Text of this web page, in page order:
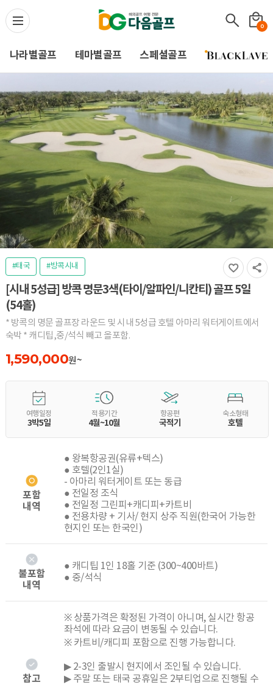
다음골프(Daum Golf) -
0
나라별골프 테마별골프 스페셜골프
#태국 #방콕시내
[시내 5성급] 방콕 명문3색(타이/알파인/니칸티) 골프 5일
(54홀)
* 방콕의 명문 골프장 라운드 및 시내 5성급 호텔 아마리 워터게이트에서
숙박 * 캐디팁,중/석식 빼고 올포함.
1,590,000원~
여행일정
3박5일
적용기간
4월~10월
항공편
국적기
숙소형태
호텔
포함
내역
● 왕복항공권(유류+텍스)
● 호텔(2인1실)
- 아마리 워터게이트 또는 동급
● 전일정 조식
● 전일정 그린피+캐디피+카트비
● 전용차량 + 기사/ 현지 상주 직원(한국어 가능한
현지인 또는 한국인)
불포함
내역
● 캐디팁 1인 18홀 기준 (300~400바트)
● 중/석식
참고
※ 상품가격은 확정된 가격이 아니며, 실시간 항공
좌석에 따라 요금이 변동될 수 있습니다.
※ 카트비/캐디피 포함으로 진행 가능합니다.
▶ 2-3인 출발시 현지에서 조인될 수 있습니다.
▶ 주말 또는 태국 공휴일은 2부티업으로 진행될 수